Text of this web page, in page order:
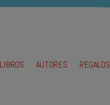
LIBROS AUTORES
REGALOS